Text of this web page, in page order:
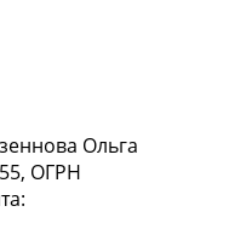
Ольга
ОГРН